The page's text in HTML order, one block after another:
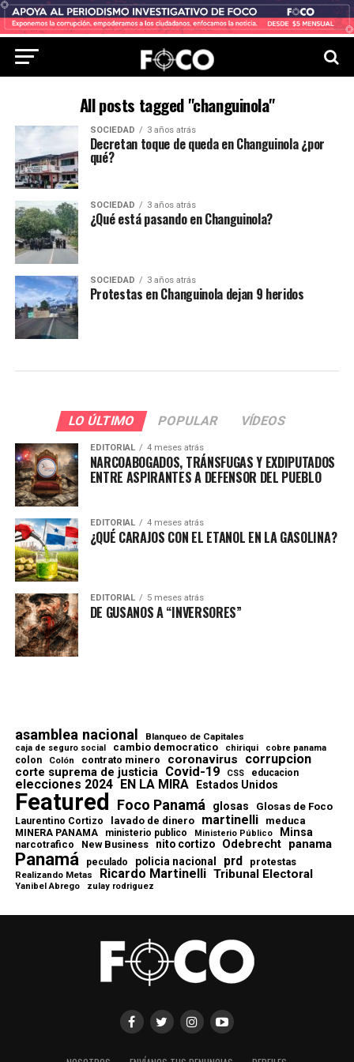
All posts tagged "changuinola"
SOCIEDAD 3 años atrás
Decretan toque de queda en Changuinola ¿por
qué?
SOCIEDAD 3 años atrás
¿Qué está pasando en Changuinola?
SOCIEDAD 3 años atrás
Protestas en Changuinola dejan 9 heridos
LO ÚLTIMO POPULAR VÍDEOS
EDITORIAL 4 meses atrás
NARCOABOGADOS, TRÁNSFUGAS Y EXDIPUTADOS
ENTRE ASPIRANTES A DEFENSOR DEL PUEBLO
EDITORIAL 4 meses atrás
¿QUÉ CARAJOS CON EL ETANOL EN LA GASOLINA?
EDITORIAL 5 meses atrás
DE GUSANOS A “INVERSORES”
asamblea nacional Blanqueo de Capitales
caja de seguro social cambio democratico chiriqui cobre panama
colon Colón contrato minero coronavirus corrupcion
corte suprema de justicia Covid-19 CSS educacion
elecciones 2024 EN LA MIRA Estados Unidos
Featured Foco Panamá glosas Glosas de Foco
Laurentino Cortizo lavado de dinero martinelli meduca
MINERA PANAMA ministerio publico Ministerio Público Minsa
narcotrafico New Business nito cortizo Odebrecht panama
Panamá peculado policia nacional prd protestas
Realizando Metas Ricardo Martinelli Tribunal Electoral
Yanibel Abrego zulay rodriguez